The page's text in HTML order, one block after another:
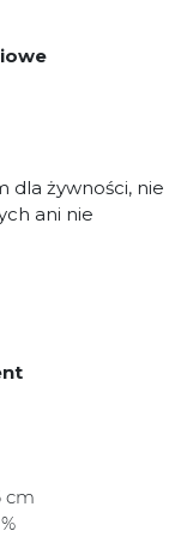
dla żywności, nie
ani nie
cm